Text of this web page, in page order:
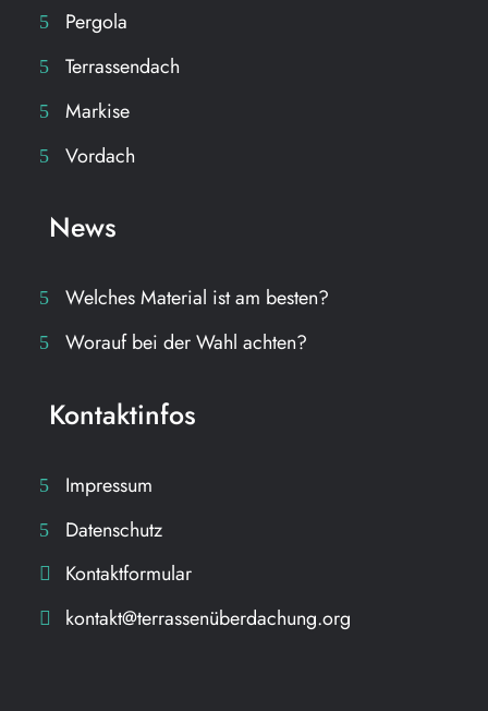
Pergola
Terrassendach
Markise
Vordach
News
Welches Material ist am besten?
Worauf bei der Wahl achten?
Kontaktinfos
Impressum
Datenschutz
Kontaktformular
kontakt@terrassenüberdachung.org